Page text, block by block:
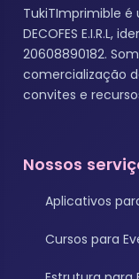
TukiTImprimible
DECOFES E.I.R.L,
20608890182.
comercialização
convites e
Nossos
Aplicativos
Cursos para